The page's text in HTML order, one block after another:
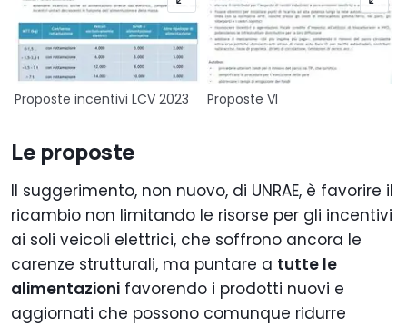
Proposte incentivi LCV 2023 Proposte VI
Le proposte
Il suggerimento, non nuovo, di UNRAE, è favorire il
ricambio non limitando le risorse per gli incentivi
ai soli veicoli elettrici, che soffrono ancora le
carenze strutturali, ma puntare a tutte le
alimentazioni favorendo i prodotti nuovi e
aggiornati che possono comunque ridurre